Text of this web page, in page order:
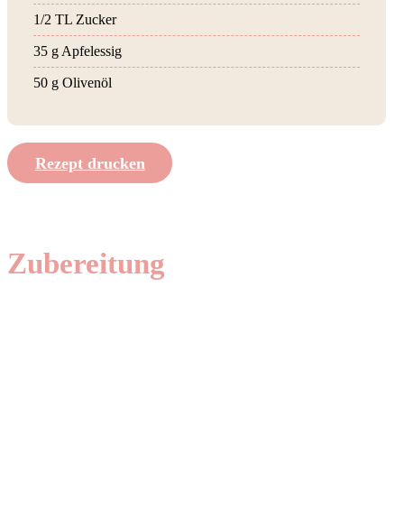
1/2 TL Zucker
35 g Apfelessig
50 g Olivenöl
Rezept drucken
Zubereitung